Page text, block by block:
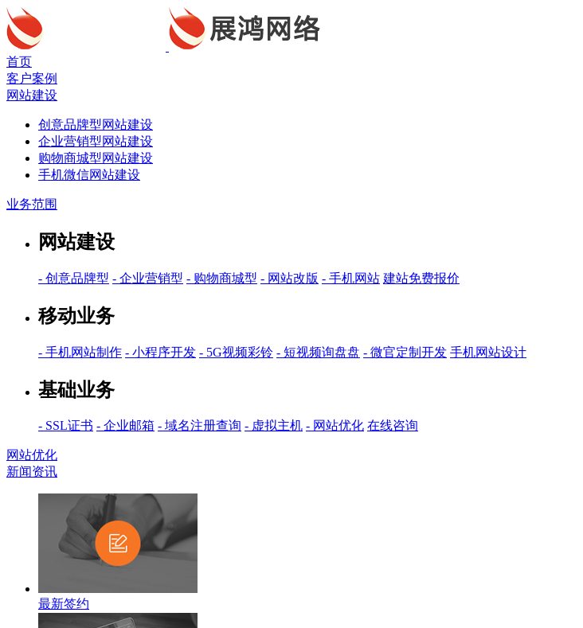
首页
客户案例
网站建设
创意品牌型网站建设
企业营销型网站建设
购物商城型网站建设
手机微信网站建设
业务范围
网站建设
- 创意品牌型 - 企业营销型 - 购物商城型 - 网站改版 - 手机网站 建站免费报价
移动业务
- 手机网站制作 - 小程序开发 - 5G视频彩铃 - 短视频询盘盘 - 微官定制开发 手机网站设计
基础业务
- SSL证书 - 企业邮箱 - 域名注册查询 - 虚拟主机 - 网站优化 在线咨询
网站优化
新闻资讯
最新签约